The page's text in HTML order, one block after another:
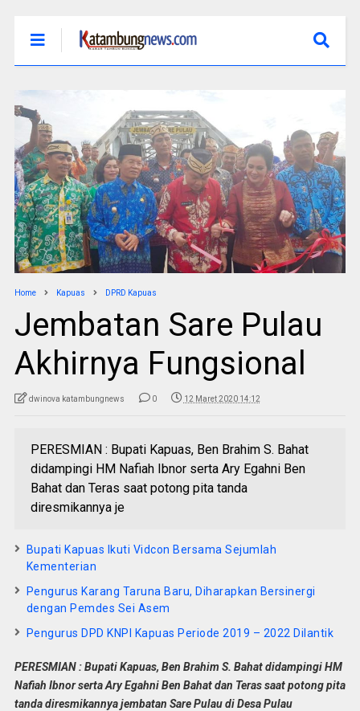
Home Kapuas DPRD Kapuas
Jembatan Sare Pulau
Akhirnya Fungsional
dwinova katambungnews 0 12 Maret 2020 14:12
PERESMIAN : Bupati Kapuas, Ben Brahim S. Bahat
didampingi HM Nafiah Ibnor serta Ary Egahni Ben
Bahat dan Teras saat potong pita tanda
diresmikannya je
Bupati Kapuas Ikuti Vidcon Bersama Sejumlah
Kementerian
Pengurus Karang Taruna Baru, Diharapkan Bersinergi
dengan Pemdes Sei Asem
Pengurus DPD KNPI Kapuas Periode 2019 – 2022 Dilantik
PERESMIAN : Bupati Kapuas, Ben Brahim S. Bahat didampingi HM
Nafiah Ibnor serta Ary Egahni Ben Bahat dan Teras saat potong pita
tanda diresmikannya jembatan Sare Pulau di Desa Pulau